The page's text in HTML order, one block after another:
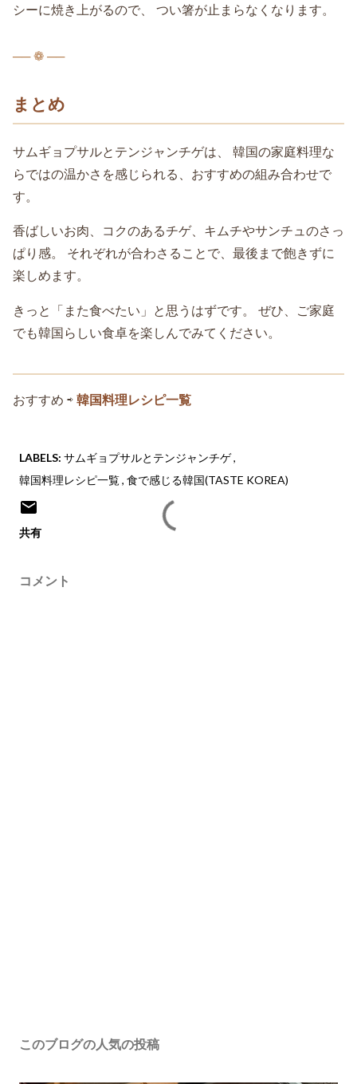
シーに焼き上がるので、 つい箸が止まらなくなります。
── ❁ ──
まとめ
サムギョプサルとテンジャンチゲは、 韓国の家庭料理な
らではの温かさを感じられる、おすすめの組み合わせで
す。
香ばしいお肉、コクのあるチゲ、キムチやサンチュのさっ
ぱり感。 それぞれが合わさることで、最後まで飽きずに
楽しめます。
きっと「また食べたい」と思うはずです。 ぜひ、ご家庭
でも韓国らしい食卓を楽しんでみてください。
おすすめ ⇨ 韓国料理レシピ一覧
LABELS: サムギョプサルとテンジャンチゲ
韓国料理レシピ一覧 食で感じる韓国(TASTE KOREA)
共有
コメント
このブログの人気の投稿